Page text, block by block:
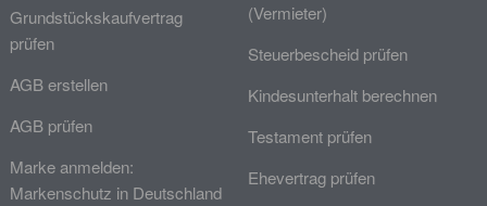
Grundstückskaufvertrag
prüfen
AGB erstellen
AGB prüfen
Marke anmelden:
Markenschutz in Deutschland
(Vermieter)
Steuerbescheid prüfen
Kindesunterhalt berechnen
Testament prüfen
Ehevertrag prüfen